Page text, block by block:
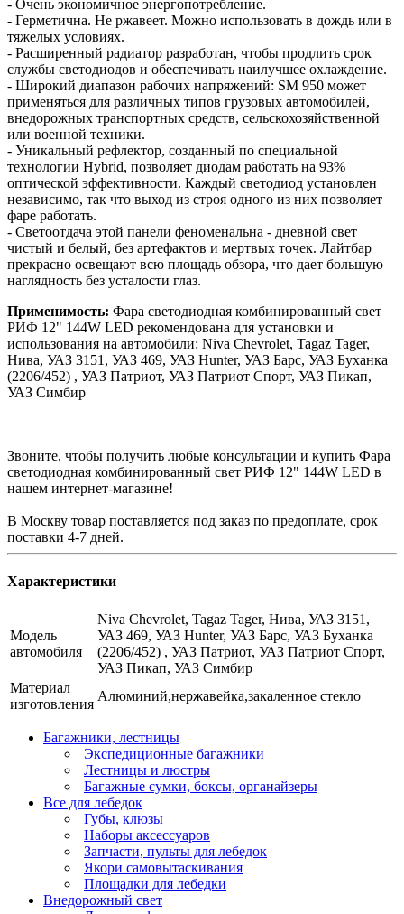
- Очень экономичное энергопотребление.
- Герметична. Не ржавеет. Можно использовать в дождь или в
тяжелых условиях.
- Расширенный радиатор разработан, чтобы продлить срок
службы светодиодов и обеспечивать наилучшее охлаждение.
- Широкий диапазон рабочих напряжений: SM 950 может
применяться для различных типов грузовых автомобилей,
внедорожных транспортных средств, сельскохозяйственной
или военной техники.
- Уникальный рефлектор, созданный по специальной
технологии Hybrid, позволяет диодам работать на 93%
оптической эффективности. Каждый светодиод установлен
независимо, так что выход из строя одного из них позволяет
фаре работать.
- Светоотдача этой панели феноменальна - дневной свет
чистый и белый, без артефактов и мертвых точек. Лайтбар
прекрасно освещают всю площадь обзора, что дает большую
наглядность без усталости глаз.
Применимость: Фара светодиодная комбинированный свет
РИФ 12" 144W LED рекомендована для установки и
использования на автомобили: Niva Chevrolet, Tagaz Tager,
Нива, УАЗ 3151, УАЗ 469, УАЗ Hunter, УАЗ Барс, УАЗ Буханка
(2206/452) , УАЗ Патриот, УАЗ Патриот Спорт, УАЗ Пикап,
УАЗ Симбир
Звоните, чтобы получить любые консультации и купить Фара
светодиодная комбинированный свет РИФ 12" 144W LED в
нашем интернет-магазине!
В Москву товар поставляется под заказ по предоплате, срок
поставки 4-7 дней.
Характеристики
Модель
автомобиля
Niva Chevrolet, Tagaz Tager, Нива, УАЗ 3151,
УАЗ 469, УАЗ Hunter, УАЗ Барс, УАЗ Буханка
(2206/452) , УАЗ Патриот, УАЗ Патриот Спорт,
УАЗ Пикап, УАЗ Симбир
Материал
изготовления
Алюминий,нержавейка,закаленное стекло
Багажники, лестницы
Экспедиционные багажники
Лестницы и люстры
Багажные сумки, боксы, органайзеры
Все для лебедок
Губы, клюзы
Наборы аксессуаров
Запчасти, пульты для лебедок
Якори самовытаскивания
Площадки для лебедки
Внедорожный свет